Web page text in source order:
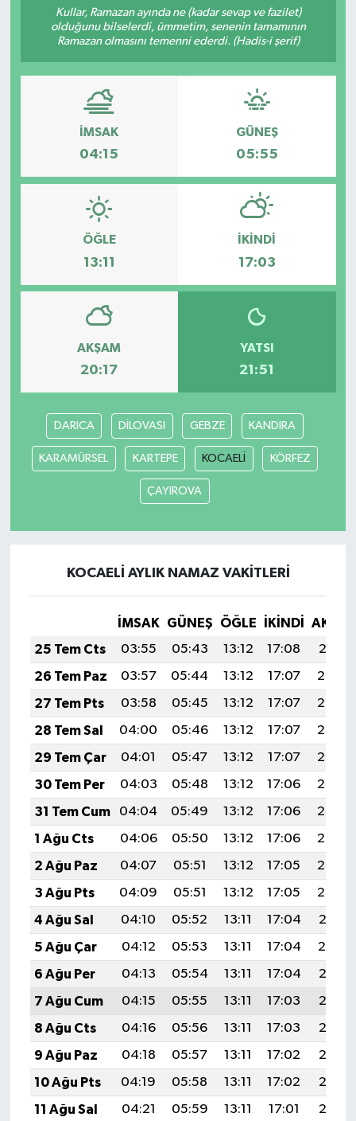
Kullar, Ramazan ayında ne (kadar sevap ve fazilet)
olduğunu bilselerdi, ümmetim, senenin tamamının
Ramazan olmasını temenni ederdi. (Hadis-i şerif)
İMSAK
04:15
GÜNEŞ
05:55
ÖĞLE
13:11
İKINDI
17:03
AKŞAM
20:17
YATSI
21:51
DARICA DİLOVASI GEBZE KANDIRA
KARAMÜRSEL KARTEPE KOCAELİ KÖRFEZ
ÇAYIROVA
KOCAELİ AYLIK NAMAZ VAKITLERI
İMSAK GÜNEŞ ÖĞLE İKINDI
25 Tem Cts
03:55 05:43 13:12 17:08
20:31
26 Tem Paz
03:57 05:44 13:12 17:07
20:30
27 Tem Pts
03:58 05:45 13:12 17:07
20:29
28 Tem Sal
04:00 05:46 13:12 17:07
20:28
29 Tem Çar
04:01 05:47 13:12 17:07
20:27
30 Tem Per
04:03 05:48 13:12 17:06
20:26
31 Tem Cum
04:04 05:49 13:12 17:06
20:25
1 Ağu Cts
04:06 05:50 13:12 17:06
20:24
2 Ağu Paz
04:07 05:51 13:12 17:05
20:23
3 Ağu Pts
04:09 05:51 13:12 17:05
20:22
4 Ağu Sal
04:10 05:52 13:11 17:04
20:21
5 Ağu Çar
04:12 05:53 13:11 17:04
20:19
6 Ağu Per
04:13 05:54 13:11 17:04
20:18
7 Ağu Cum
04:15 05:55 13:11 17:03
20:17
8 Ağu Cts
04:16 05:56 13:11 17:03
20:16
9 Ağu Paz
04:18 05:57 13:11 17:02
20:15
10 Ağu Pts
04:19 05:58 13:11 17:02
20:13
11 Ağu Sal
04:21 05:59 13:11 17:01
20:12
RESMİ İLANLAR